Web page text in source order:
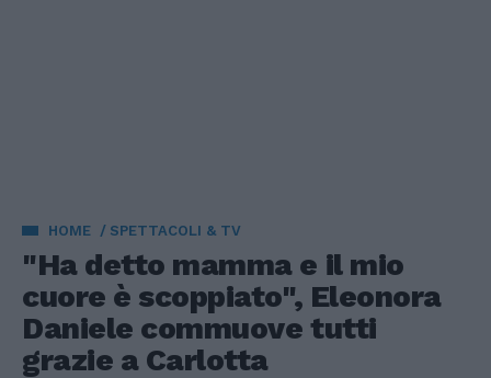
HOME SPETTACOLI & TV
"Ha detto mamma e il mio
cuore è scoppiato", Eleonora
Daniele commuove tutti
grazie a Carlotta